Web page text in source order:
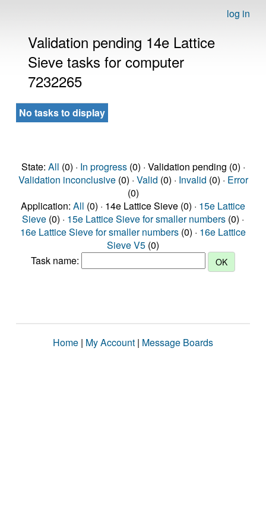
log in
Validation pending 14e Lattice
Sieve tasks for computer
7232265
No tasks to display
State: All (0) · In progress(0) · Validation pending (0) ·
Validation inconclusive(0) · Valid (0) · Invalid (0) · Error
(0)
Application: All (0) · 14e Lattice Sieve (0) · 15e Lattice
Sieve (0) · 15e Lattice Sieve for smaller numbers (0) ·
16e Lattice Sieve for smaller numbers (0) · 16e Lattice
Sieve V5 (0)
Task name:
Home | My Account | Message Boards